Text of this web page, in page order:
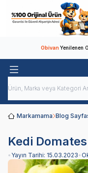
ObivanYenilenen
Markamama Blog
Kedi
• Yayın Tarihi: 15.03.2023•